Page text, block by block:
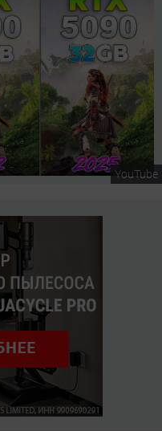
YouTube